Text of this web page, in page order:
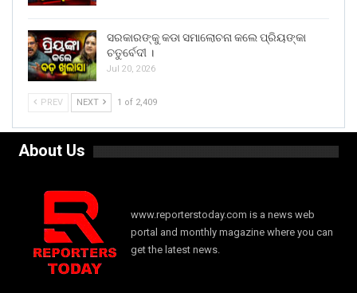
ସରକାରଙ୍କୁ କଡା ସମାଲୋଚନା କଲେ ପ୍ରିୟଙ୍କା
ଚତୁର୍ବେଦୀ ।
Jul 20, 2026
PREV NEXT 1 of 2,409
About Us
www.reporterstoday.com is a news web
portal and monthly magazine where you can
get the latest news.